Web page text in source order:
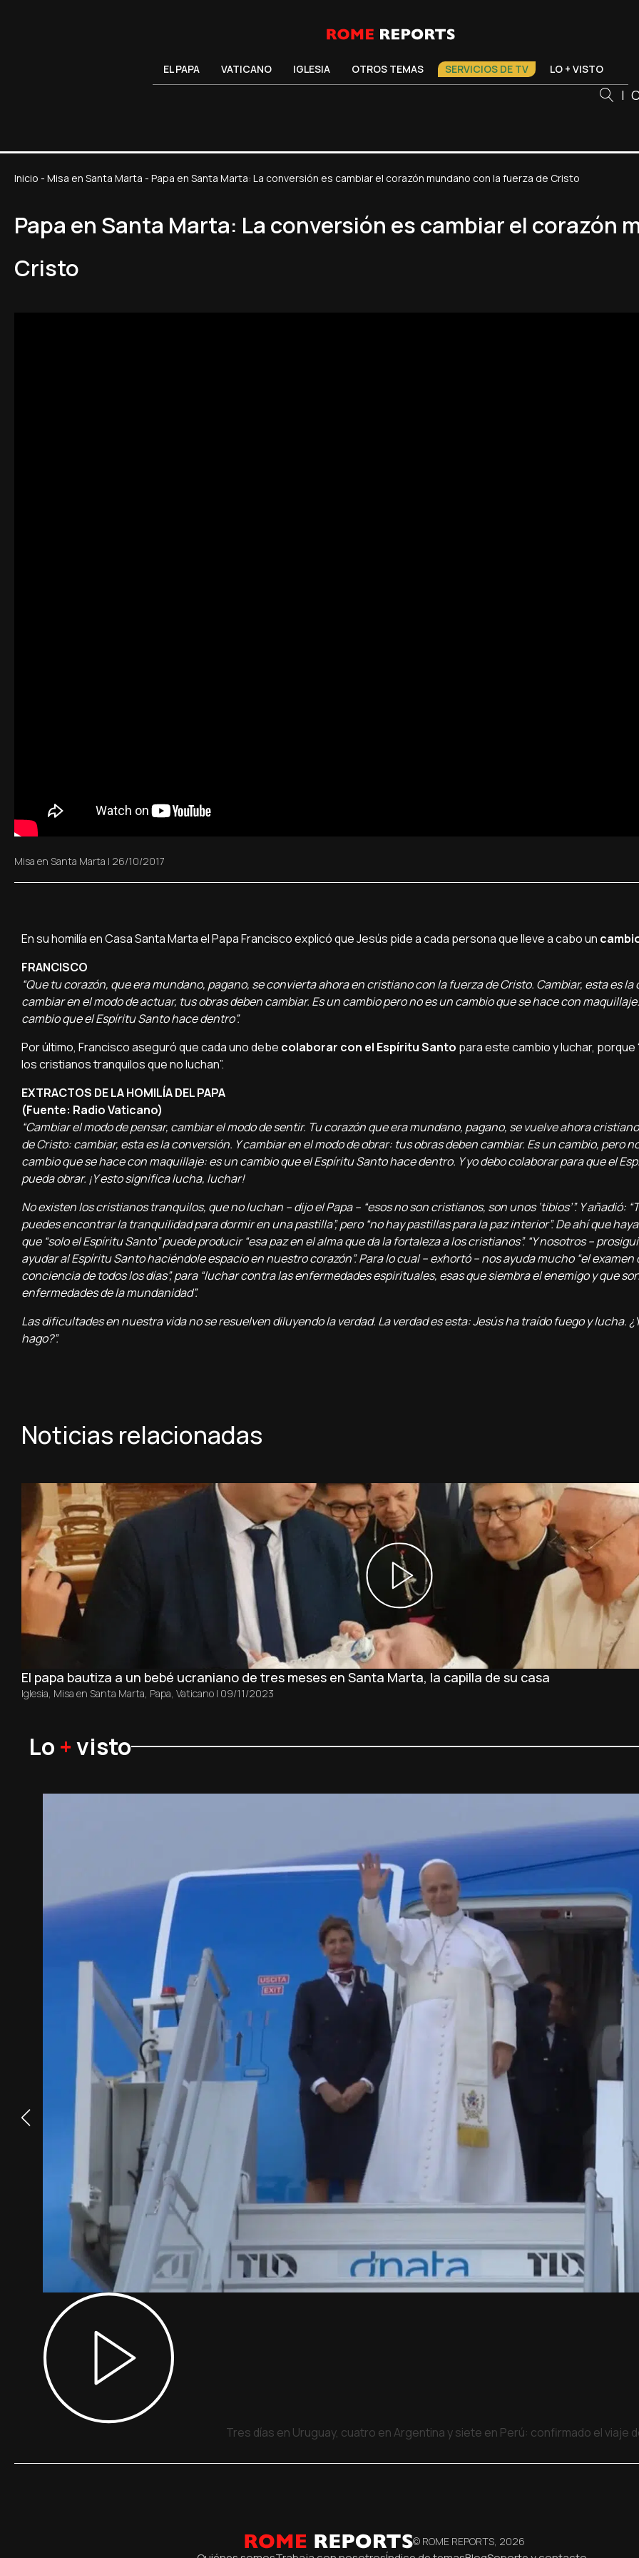
EL PAPA VATICANO IGLESIA OTROS TEMAS SERVICIOS DE TV LO + VISTO
|
Inicio - Misa en Santa Marta - Papa en Santa Marta: La conversión es cambiar el corazón mundano con la fuerza de Cristo
Papa en Santa Marta: La conversión es cambiar el corazón
Cristo
Misa en Santa Marta | 26/10/2017
En su homilía en Casa Santa Marta el Papa Francisco explicó que Jesús pide a cada persona que lleve a cabo un
FRANCISCO
“Que tu corazón, que era mundano, pagano, se convierta ahora en cristiano con la fuerza de Cristo. Cambiar, esta es la
cambiar en el modo de actuar, tus obras deben cambiar. Es un cambio pero no es un cambio que se hace con
cambio que el Espíritu Santo hace dentro”.
Por último, Francisco aseguró que cada uno debe colaborar con el Espíritu Santo para este cambio y luchar, porque
los cristianos tranquilos que no luchan”.
EXTRACTOS DE LA HOMILÍA DEL PAPA
(Fuente: Radio Vaticano)
“Cambiar el modo de pensar, cambiar el modo de sentir. Tu corazón que era mundano, pagano, se vuelve ahora
de Cristo: cambiar, esta es la conversión. Y cambiar en el modo de obrar: tus obras deben cambiar. Es un cambio, pero
cambio que se hace con maquillaje: es un cambio que el Espíritu Santo hace dentro. Y yo debo colaborar para que el
pueda obrar. ¡Y esto significa lucha, luchar!
No existen los cristianos tranquilos, que no luchan – dijo el Papa – “esos no son cristianos, son unos ‘tibios’”. Y añadió:
puedes encontrar la tranquilidad para dormir en una pastilla”, pero “no hay pastillas para la paz interior”. De ahí que
que “solo el Espíritu Santo” puede producir “esa paz en el alma que da la fortaleza a los cristianos”. “Y nosotros –
ayudar al Espíritu Santo haciéndole espacio en nuestro corazón”. Para lo cual – exhortó – nos ayuda mucho “el examen
conciencia de todos los días”, para “luchar contra las enfermedades espirituales, esas que siembra el enemigo y que
enfermedades de la mundanidad”.
Las dificultades en nuestra vida no se resuelven diluyendo la verdad. La verdad es esta: Jesús ha traído fuego y lucha.
hago?”.
Noticias relacionadas
El papa bautiza a un bebé ucraniano de tres meses en Santa Marta, la capilla de su casa
Iglesia Misa en Santa Marta Papa Vaticano | 09/11/2023
Lo +visto
Tres días en Uruguay, cuatro en Argentina y siete en Perú: confirmado el viaje
© ROME REPORTS, 2026